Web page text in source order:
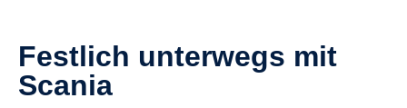
Festlich unterwegs mit
Scania